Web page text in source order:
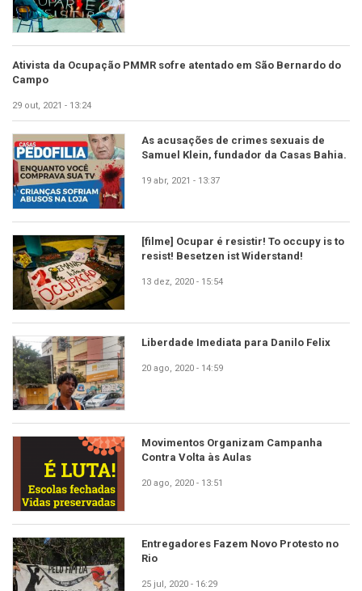
Ativista da Ocupação PMMR sofre atentado em São Bernardo do
Campo
29 out, 2021 - 13:24
As acusações de crimes sexuais de
Samuel Klein, fundador da Casas Bahia.
19 abr, 2021 - 13:37
[filme] Ocupar é resistir! To occupy is to
resist! Besetzen ist Widerstand!
13 dez, 2020 - 15:54
Liberdade Imediata para Danilo Felix
20 ago, 2020 - 14:59
Movimentos Organizam Campanha
Contra Volta às Aulas
20 ago, 2020 - 13:51
Entregadores Fazem Novo Protesto no
Rio
25 jul, 2020 - 16:29